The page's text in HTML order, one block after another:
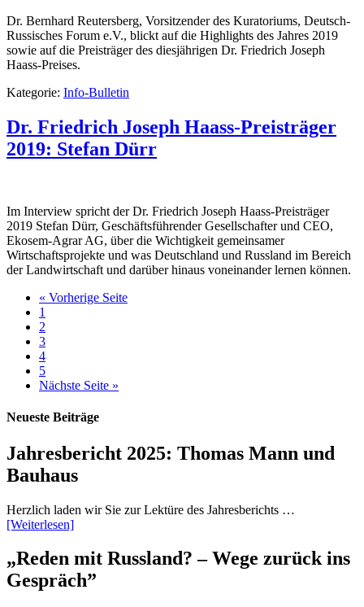
Dr. Bernhard Reutersberg, Vorsitzender des Kuratoriums, Deutsch-
Russisches Forum e.V., blickt auf die Highlights des Jahres 2019
sowie auf die Preisträger des diesjährigen Dr. Friedrich Joseph
Haass-Preises.
Kategorie: Info-Bulletin
Dr. Friedrich Joseph Haass-Preisträger
2019: Stefan Dürr
Im Interview spricht der Dr. Friedrich Joseph Haass-Preisträger
2019 Stefan Dürr, Geschäftsführender Gesellschafter und CEO,
Ekosem-Agrar AG, über die Wichtigkeit gemeinsamer
Wirtschaftsprojekte und was Deutschland und Russland im Bereich
der Landwirtschaft und darüber hinaus voneinander lernen können.
« Vorherige Seite
1
2
3
4
5
Nächste Seite »
Neueste Beiträge
Jahresbericht 2025: Thomas Mann und
Bauhaus
Herzlich laden wir Sie zur Lektüre des Jahresberichts …
[Weiterlesen]
„Reden mit Russland? – Wege zurück ins
Gespräch”